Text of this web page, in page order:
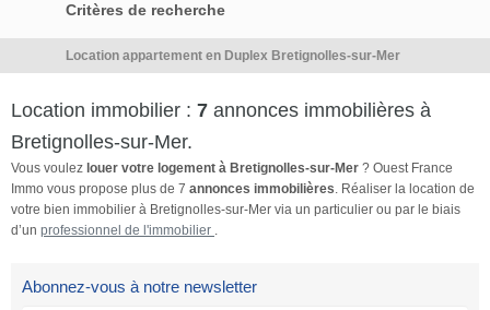
Critères de recherche
Location appartement en Duplex Bretignolles-sur-Mer
Location immobilier : 7 annonces immobilières à
Bretignolles-sur-Mer.
Vous voulez louer votre logement à Bretignolles-sur-Mer ? Ouest France
Immo vous propose plus de 7 annonces immobilières. Réaliser la location de
votre bien immobilier à Bretignolles-sur-Mer via un particulier ou par le biais
d’un professionnel de l'immobilier .
Abonnez-vous à notre newsletter